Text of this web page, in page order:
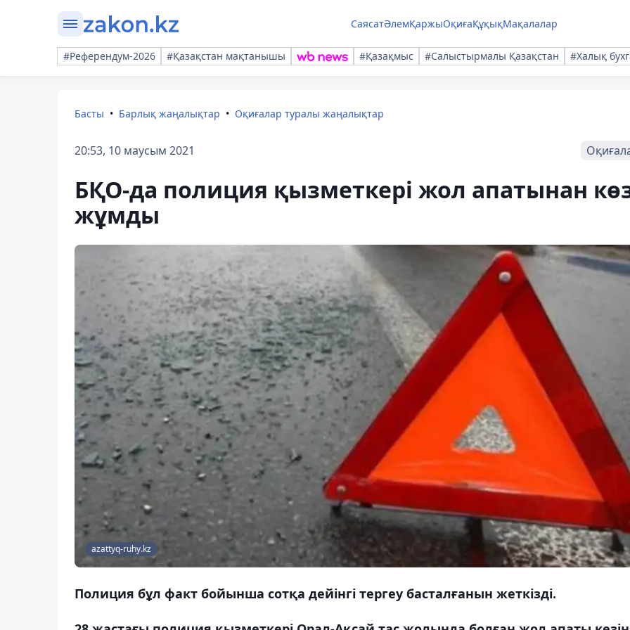
СаясатӘлемҚаржыОқиғаҚұқықМақалалар
#Референдум-2026 #Қазақстан мақтанышы #Қазақмыс #Салыстырмалы Қазақстан #Халық
Басты Барлық жаңалықтар Оқиғалар туралы жаңалықтар
20:53, 10 маусым 2021
БҚО-да полиция қызметкері жол апатынан
жұмды
azattyq-ruhy.kz
Полиция бұл факт бойынша сотқа дейінгі тергеу басталғанын жеткізді.